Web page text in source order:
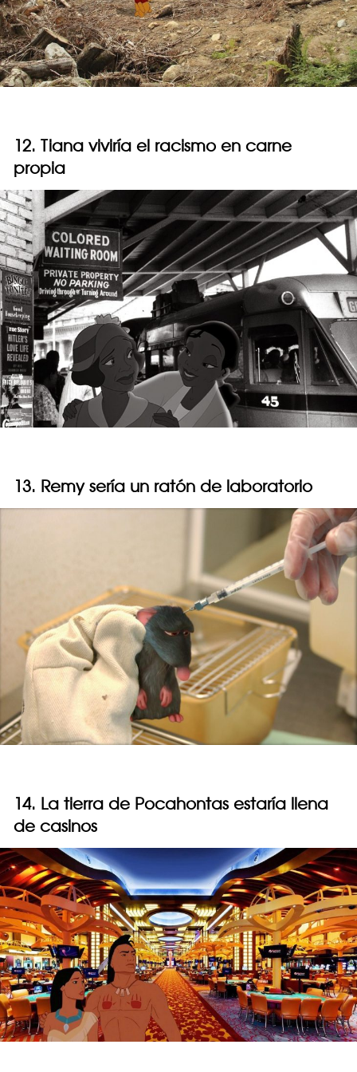
12. Tiana viviría el racismo en carne
propia
13. Remy sería un ratón de laboratorio
14. La tierra de Pocahontas estaría llena
de casinos